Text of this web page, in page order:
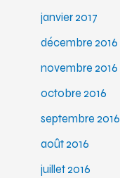
janvier 2017
décembre 2016
novembre 2016
octobre 2016
septembre 2016
août 2016
juillet 2016